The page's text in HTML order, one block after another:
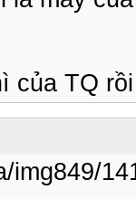
TQ
img849/